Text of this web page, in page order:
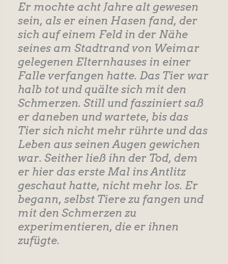
Er mochte acht Jahre alt gewesen
sein, als er einen Hasen fand, der
sich auf einem Feld in der Nähe
seines am Stadtrand von Weimar
gelegenen Elternhauses in einer
Falle verfangen hatte. Das Tier war
halb tot und quälte sich mit den
Schmerzen. Still und fasziniert saß
er daneben und wartete, bis das
Tier sich nicht mehr rührte und das
Leben aus seinen Augen gewichen
war. Seither ließ ihn der Tod, dem
er hier das erste Mal ins Antlitz
geschaut hatte, nicht mehr los. Er
begann, selbst Tiere zu fangen und
mit den Schmerzen zu
experimentieren, die er ihnen
zufügte.